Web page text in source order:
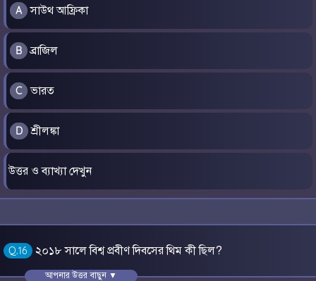
A সাউথ আফ্রিকা
B ব্রাজিল
C ভারত
D শ্রীলঙ্কা
উত্তর ও ব্যাখ্যা দেখুন
Q.16 ২০১৮ সালে বিশ্ব প্রবীণ দিবসের থিম কী ছিল?
আপনার উত্তর বাছুন ▼